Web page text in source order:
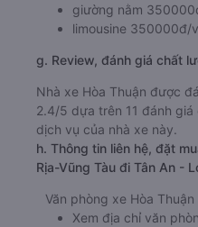
giường nằm
limousine 350000đ/
g. Review, đánh giá chất
Nhà xe Hòa Thuận được
2.4/5 dựa trên 11 đánh
dịch vụ của nhà xe này.
h. Thông tin liên hệ, đặt
Rịa-Vũng Tàu đi Tân An -
Văn phòng xe Hòa Thuận
Xem địa chỉ văn